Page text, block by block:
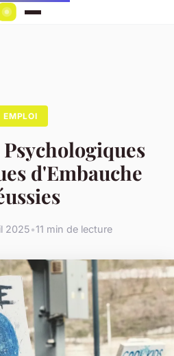
EMPLOI
d'Embauche
2025•11 min de lecture